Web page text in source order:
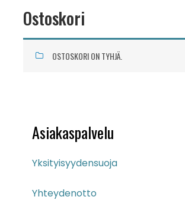
Ostoskori
OSTOSKORI ON TYHJÄ.
Asiakaspalvelu
Yksityisyydensuoja
Yhteydenotto